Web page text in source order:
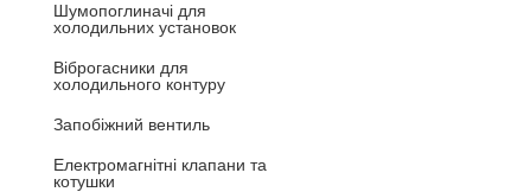
Шумопоглиначі для
холодильних установок
Віброгасники для
холодильного контуру
Запобіжний вентиль
Електромагнітні клапани та
котушки